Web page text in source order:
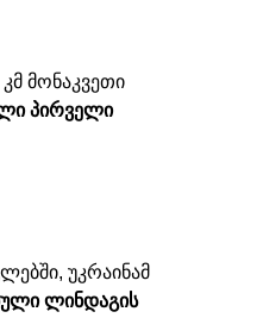
მონაკვეთი
პირველი
უკრაინამ
ლინდაგის